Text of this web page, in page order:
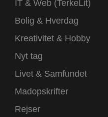
IT & Web (TerkeLit)
Bolig & Hverdag
Kreativitet & Hobby
Nyt tag
Livet & Samfundet
Madopskrifter
Rejser